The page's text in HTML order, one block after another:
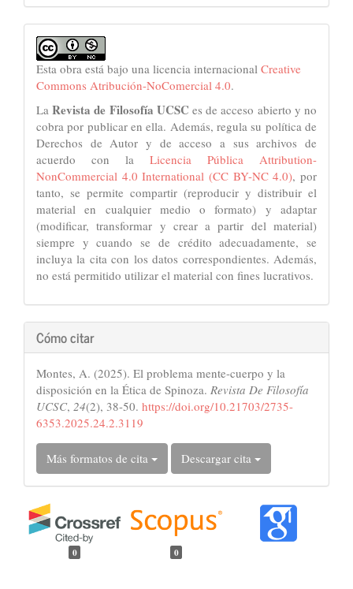
Esta obra está bajo una licencia internacional Creative
Commons Atribución-NoComercial 4.0.
LaRevista de Filosofía UCSC es de acceso abierto y no
cobra por publicar en ella. Además, regula su política de
Derechos de Autor y de acceso a sus archivos de
acuerdo con la Licencia Pública Attribution-
NonCommercial 4.0 International (CC BY-NC 4.0), por
tanto, se permite compartir (reproducir y distribuir el
material en cualquier medio o formato) y adaptar
(modificar, transformar y crear a partir del material)
siempre y cuando se de crédito adecuadamente, se
incluya la cita con los datos correspondientes. Además,
no está permitido utilizar el material con fines lucrativos.
Cómo citar
Montes, A. (2025). El problema mente-cuerpo y la
disposición en la Ética de Spinoza. Revista De Filosofía
UCSC, 24(2), 38-50. https://doi.org/10.21703/2735-
6353.2025.24.2.3119
Más formatos de cita Descargar cita
0 0